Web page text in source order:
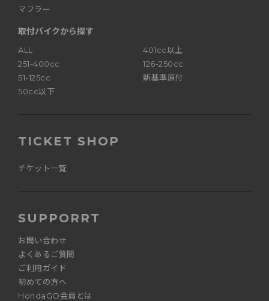
マフラー
取付バイクから探す
ALL
401cc以上
251-400cc
126-250cc
51-125cc
新基準原付
50cc以下
TICKET SHOP
チケット一覧
SUPPORRT
お問い合わせ
よくあるご質問
ご利用ガイド
初めての方へ
HondaGO会員とは